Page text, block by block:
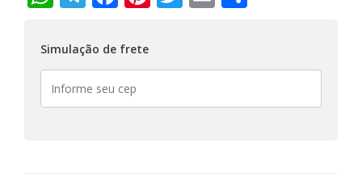
Simulação de frete